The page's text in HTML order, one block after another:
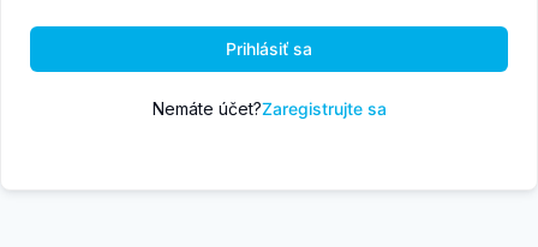
Prihlásiť sa
Nemáte účet?Zaregistrujte sa